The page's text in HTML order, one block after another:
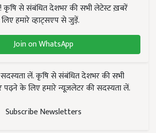
कृषि से संबंधित देशभर की सभी लेटेस्ट ख़बरें
हमारे व्हाट्सएप से जुड़ें.
Join on WhatsApp
लें. कृषि से संबंधित देशभर की सभी
के लिए हमारे न्यूज़लेटर की सदस्यता लें.
Subscribe Newsletters